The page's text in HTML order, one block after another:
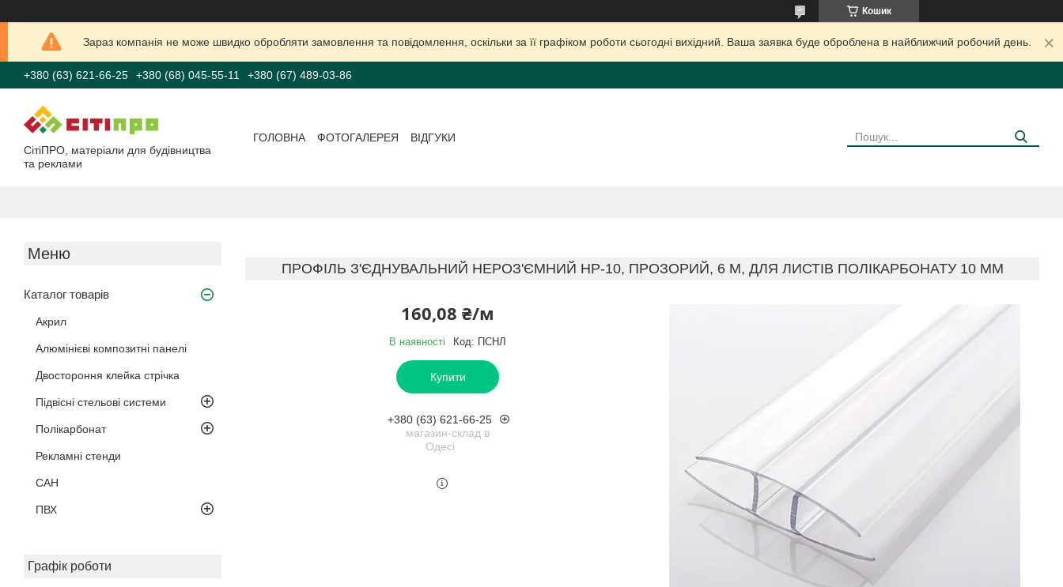
Кошик
Зараз компанія не може швидко обробляти замовлення та повідомлення, оскільки за її графіком роботи сьогодні вихідний. Ваша заявка буде оброблена в найближчий робочий день.
+380 (63) 621-66-25 +380 (68) 045-55-11 +380 (67) 489-03-86
СітіПРО, матеріали для будівництва
та реклами
ГОЛОВНА ФОТОГАЛЕРЕЯ ВІДГУКИ
Каталог товарів
Акрил
Алюмінієві композитні панелі
Двостороння клейка стрічка
Підвісні стельові системи
Полікарбонат
Рекламні стенди
САН
ПВХ
Графік роботи
ПРОФІЛЬ З'ЄДНУВАЛЬНИЙ НЕРОЗ'ЄМНИЙ HP-10, ПРОЗОРИЙ, 6 М, ДЛЯ ЛИСТІВ ПОЛІКАРБОНАТУ 10 ММ
160,08 ₴/м
В наявності Код: ПСНЛ
Купити
+380 (63) 621-66-25
магазин-склад в
Одесі